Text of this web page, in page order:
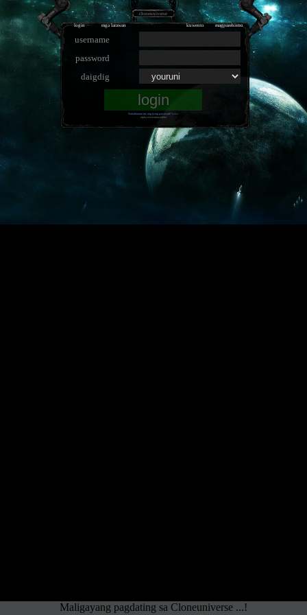
Maligayang pagdating sa Cloneuniverse ...!
cloneuniverse
login mga larawan kuwento magparehistro
username
password
daigdig
Nakalimutan mo ang iyong password? bakas
.alpha-version(unstable).